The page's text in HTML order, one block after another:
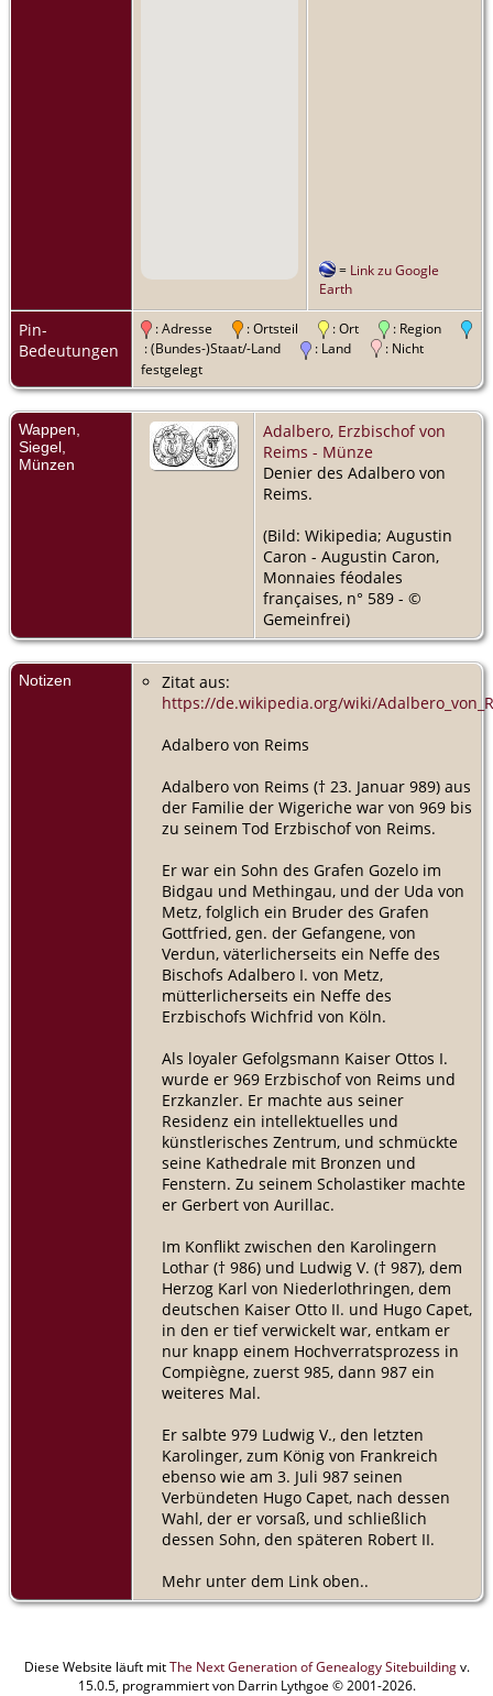
= Link zu Google
Earth
Pin-
Bedeutungen
: Adresse : Ortsteil : Ort
: Region
: (Bundes-)Staat/-Land
: Land
: Nicht
festgelegt
Wappen,
Siegel,
Münzen
Adalbero, Erzbischof von
Reims - Münze
Denier des Adalbero von
Reims.
(Bild: Wikipedia; Augustin
Caron - Augustin Caron,
Monnaies féodales
françaises, n° 589 - ©
Gemeinfrei)
Notizen
Zitat aus:
https://de.wikipedia.org/wiki/
Adalbero von Reims
Adalbero von Reims († 23. Januar 989) aus
der Familie der Wigeriche war von 969 bis
zu seinem Tod Erzbischof von Reims.
Er war ein Sohn des Grafen Gozelo im
Bidgau und Methingau, und der Uda von
Metz, folglich ein Bruder des Grafen
Gottfried, gen. der Gefangene, von
Verdun, väterlicherseits ein Neffe des
Bischofs Adalbero I. von Metz,
mütterlicherseits ein Neffe des
Erzbischofs Wichfrid von Köln.
Als loyaler Gefolgsmann Kaiser Ottos I.
wurde er 969 Erzbischof von Reims und
Erzkanzler. Er machte aus seiner
Residenz ein intellektuelles und
künstlerisches Zentrum, und schmückte
seine Kathedrale mit Bronzen und
Fenstern. Zu seinem Scholastiker machte
er Gerbert von Aurillac.
Im Konflikt zwischen den Karolingern
Lothar († 986) und Ludwig V. († 987), dem
Herzog Karl von Niederlothringen, dem
deutschen Kaiser Otto II. und Hugo Capet,
in den er tief verwickelt war, entkam er
nur knapp einem Hochverratsprozess in
Compiègne, zuerst 985, dann 987 ein
weiteres Mal.
Er salbte 979 Ludwig V., den letzten
Karolinger, zum König von Frankreich
ebenso wie am 3. Juli 987 seinen
Verbündeten Hugo Capet, nach dessen
Wahl, der er vorsaß, und schließlich
dessen Sohn, den späteren Robert II.
Mehr unter dem Link oben..
Diese Website läuft mitThe Next Generation of Genealogy Sitebuildingv.
15.0.5, programmiert von Darrin Lythgoe © 2001-2026.